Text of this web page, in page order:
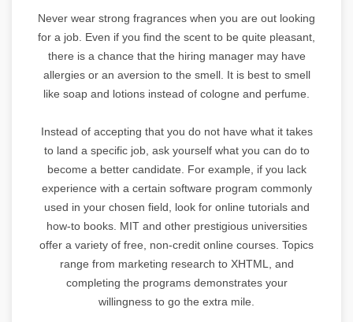
Never wear strong fragrances when you are out looking
for a job. Even if you find the scent to be quite pleasant,
there is a chance that the hiring manager may have
allergies or an aversion to the smell. It is best to smell
like soap and lotions instead of cologne and perfume.
Instead of accepting that you do not have what it takes
to land a specific job, ask yourself what you can do to
become a better candidate. For example, if you lack
experience with a certain software program commonly
used in your chosen field, look for online tutorials and
how-to books. MIT and other prestigious universities
offer a variety of free, non-credit online courses. Topics
range from marketing research to XHTML, and
completing the programs demonstrates your
willingness to go the extra mile.